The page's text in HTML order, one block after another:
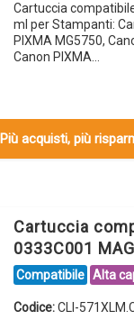
Cartuccia
ml per Stampanti:
PIXMA MG5750,
Canon PIXMA…
Più acquisti, più
Cartuccia
0333C001
Compatibile Alta
Codice:CLI-